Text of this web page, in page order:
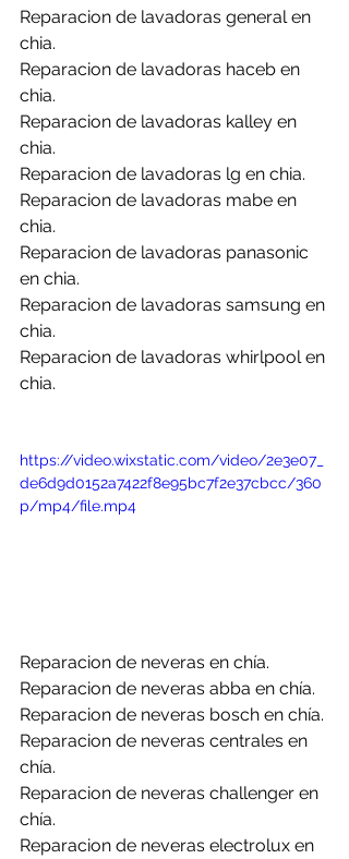
Reparacion de lavadoras general en
chia.
Reparacion de lavadoras haceb en
chia.
Reparacion de lavadoras kalley en
chia.
Reparacion de lavadoras lg en chia.
Reparacion de lavadoras mabe en
chia.
Reparacion de lavadoras panasonic
en chia.
Reparacion de lavadoras samsung en
chia.
Reparacion de lavadoras whirlpool en
chia.
https://video.wixstatic.com/video/2e3e07_
de6d9d0152a7422f8e95bc7f2e37cbcc/360
p/mp4/file.mp4
Reparacion de neveras en chía.
Reparacion de neveras abba en chía.
Reparacion de neveras bosch en chía.
Reparacion de neveras centrales en
chía.
Reparacion de neveras challenger en
chía.
Reparacion de neveras electrolux en